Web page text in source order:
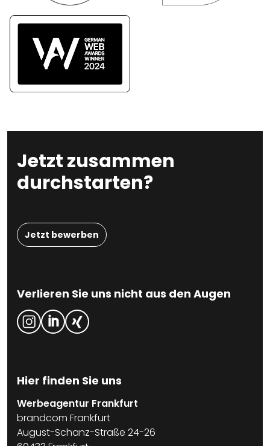
Jetzt zusammen
durchstarten?
Jetzt bewerben
Verlieren Sie uns nicht aus den Augen
Hier finden Sie uns
Werbeagentur Frankfurt
brandcom Frankfurt
August-Schanz-Straße 24-26